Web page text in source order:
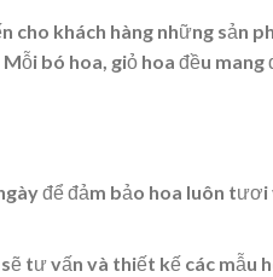
cho khách hàng những sản
bó hoa, giỏ hoa đều mang
để đảm bảo hoa luôn
tư vấn và thiết kế các mẫu